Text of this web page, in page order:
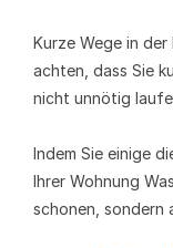
Kurze Wege in
achten, dass Sie
nicht unnötig
Indem Sie einige
Ihrer Wohnung
schonen, sondern